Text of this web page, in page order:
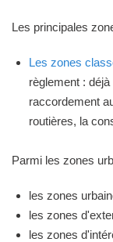
Les principales
Les zones
règlement :
raccordement
routières, la
Parmi les zones
les zones
les zones
les zones